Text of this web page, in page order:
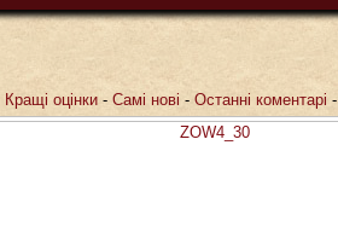
Кращі оцінки - Самі нові - Останні коментарі -